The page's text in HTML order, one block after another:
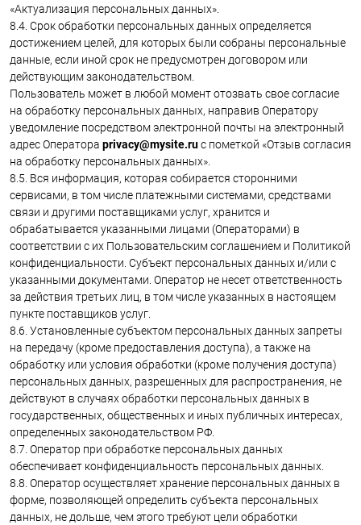
«Актуализация персональных данных».
8.4. Срок обработки персональных данных определяется
достижением целей, для которых были собраны персональные
данные, если иной срок не предусмотрен договором или
действующим законодательством.
Пользователь может в любой момент отозвать свое согласие
на обработку персональных данных, направив Оператору
уведомление посредством электронной почты на электронный
адрес Оператора privacy@mysite.ruс пометкой «Отзыв согласия
на обработку персональных данных».
8.5. Вся информация, которая собирается сторонними
сервисами, в том числе платежными системами, средствами
связи и другими поставщиками услуг, хранится и
обрабатывается указанными лицами (Операторами) в
соответствии с их Пользовательским соглашением и Политикой
конфиденциальности. Субъект персональных данных и/или с
указанными документами. Оператор не несет ответственность
за действия третьих лиц, в том числе указанных в настоящем
пункте поставщиков услуг.
8.6. Установленные субъектом персональных данных запреты
на передачу (кроме предоставления доступа), а также на
обработку или условия обработки (кроме получения доступа)
персональных данных, разрешенных для распространения, не
действуют в случаях обработки персональных данных в
государственных, общественных и иных публичных интересах,
определенных законодательством РФ.
8.7. Оператор при обработке персональных данных
обеспечивает конфиденциальность персональных данных.
8.8. Оператор осуществляет хранение персональных данных в
форме, позволяющей определить субъекта персональных
данных, не дольше, чем этого требуют цели обработки